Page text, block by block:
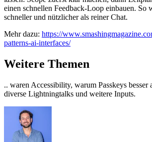
einen schnellen Feedback‑Loop einbauen. So
schneller und nützlicher als reiner Chat.
Mehr dazu: https://
patterns-ai-interfaces/
Weitere Themen
.. waren Accessibility, warum Passkeys besser
diverse Lightningtalks und weitere Inputs.